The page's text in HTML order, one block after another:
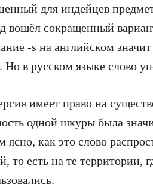
для индейцев
вошёл сокращенный
-s на английском
Но в русском языке слово
имеет право на
одной шкуры была
ясно, как это слово
то есть на те территории,